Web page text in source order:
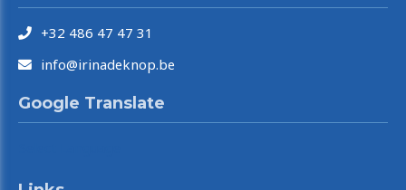
+32 486 47 47 31
info@irinadeknop.be
Google Translate